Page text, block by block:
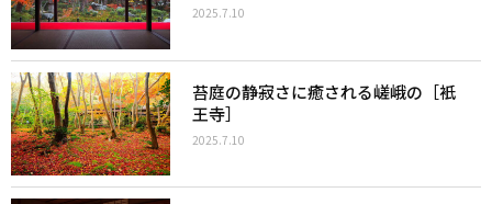
2025.7.10
苔庭の静寂さに癒される嵯峨の［衹
王寺］
2025.7.10